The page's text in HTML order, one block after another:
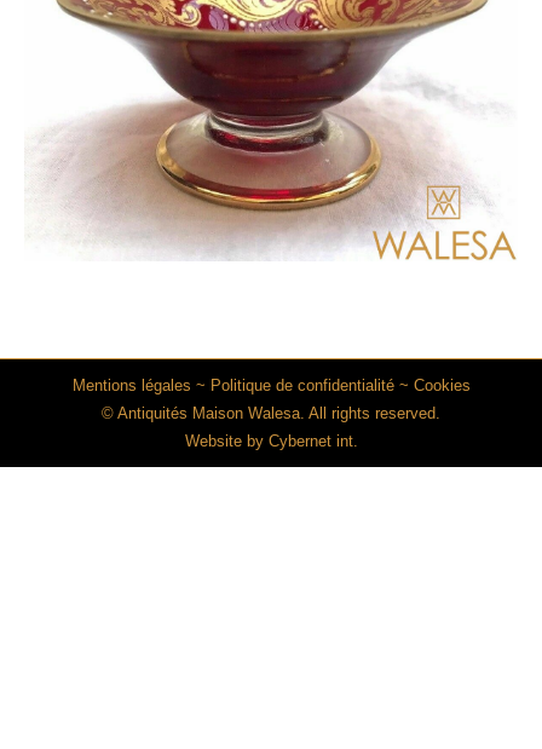
Mentions légales ~ Politique de confidentialité~ Cookies
© Antiquités Maison Walesa. All rights reserved.
Website by Cybernet int.